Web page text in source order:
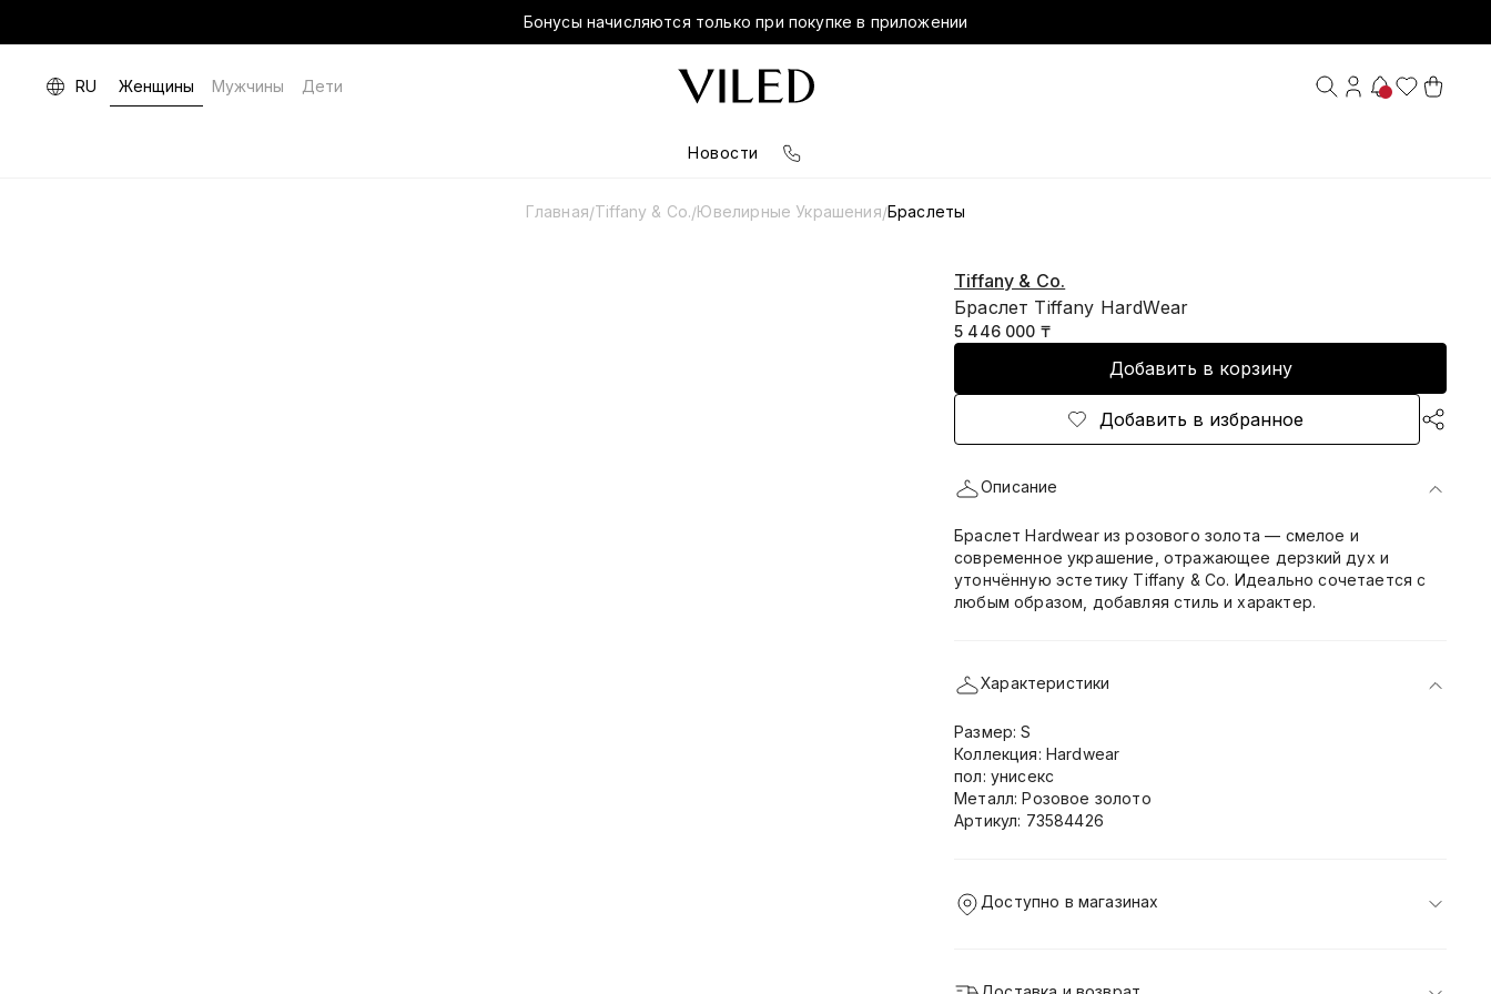
Бонусы начисляются только при покупке в приложении
RU Женщины Мужчины Дети
Новости
Главная/Tiffany & Co./Ювелирные Украшения/Браслеты
Tiffany & Co.
Браслет Tiffany HardWear
5 446 000 ₸
Добавить в корзину
Добавить в избранное
Описание
Браслет Hardwear из розового золота — смелое и
современное украшение, отражающее дерзкий дух и
утончённую эстетику Tiffany & Co. Идеально сочетается с
любым образом, добавляя стиль и характер.
Характеристики
Размер: S
Коллекция: Hardwear
пол: унисекс
Металл: Розовое золото
Артикул: 73584426
Доступно в магазинах